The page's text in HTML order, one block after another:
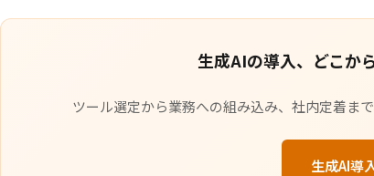
生成AIの導入、どこか
ツール選定から業務への組み込み、社内定着ま
生成AI導